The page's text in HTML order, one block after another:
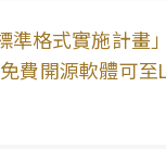
準格式實施計畫
費開源軟體可